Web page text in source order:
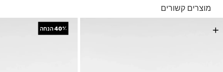
*ייתכנו עיכובים בעקבות עומסים
מוצרים קשורים
+
+
40%הנחה